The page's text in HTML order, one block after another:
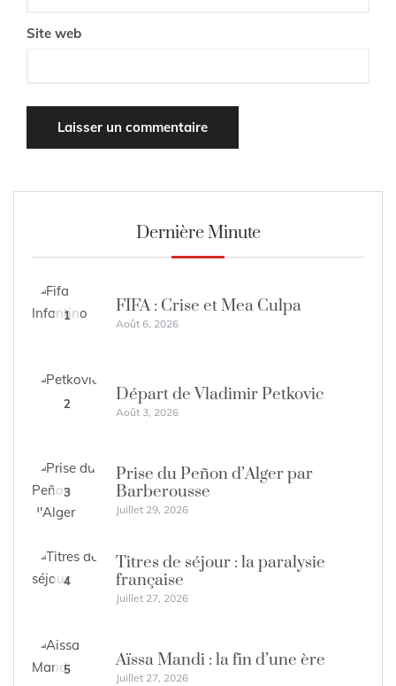
Site web
Dernière Minute
1 FIFA : Crise et Mea Culpa
Août 6, 2026
2 Départ de Vladimir Petkovic
Août 3, 2026
3
Prise du Peñon d’Alger par
Barberousse
Juillet 29, 2026
4
Titres de séjour : la paralysie
française
Juillet 27, 2026
5 Aïssa Mandi : la fin d’une ère
Juillet 27, 2026